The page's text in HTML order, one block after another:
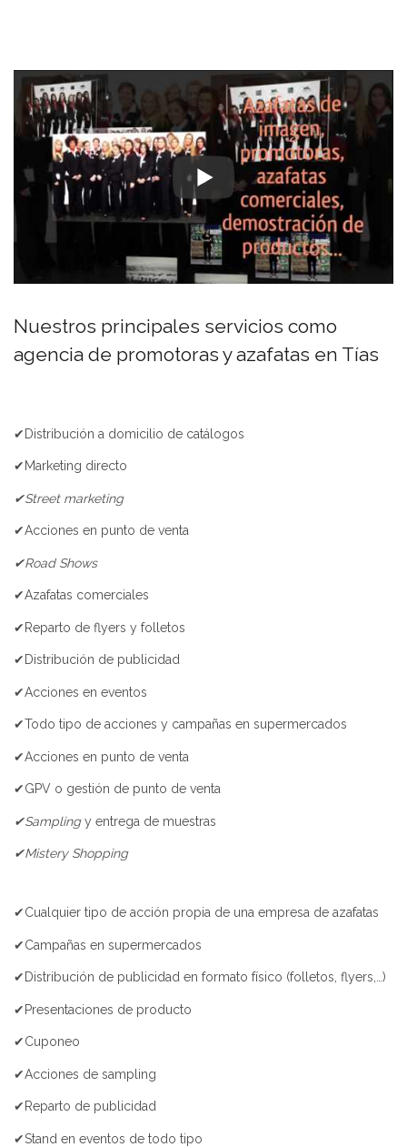
Nuestros principales servicios como
agencia de promotoras y azafatas en Tías
✔Distribución a domicilio de catálogos
✔Marketing directo
✔Street marketing
✔Acciones en punto de venta
✔Road Shows
✔Azafatas comerciales
✔Reparto de flyers y folletos
✔Distribución de publicidad
✔Acciones en eventos
✔Todo tipo de acciones y campañas en supermercados
✔Acciones en punto de venta
✔GPV o gestión de punto de venta
✔Samplingy entrega de muestras
✔Mistery Shopping
✔Cualquier tipo de acción propia de una empresa de azafatas
✔Campañas en supermercados
✔Distribución de publicidad en formato físico (folletos, flyers,…)
✔Presentaciones de producto
✔Cuponeo
✔Acciones de sampling
✔Reparto de publicidad
✔Stand en eventos de todo tipo